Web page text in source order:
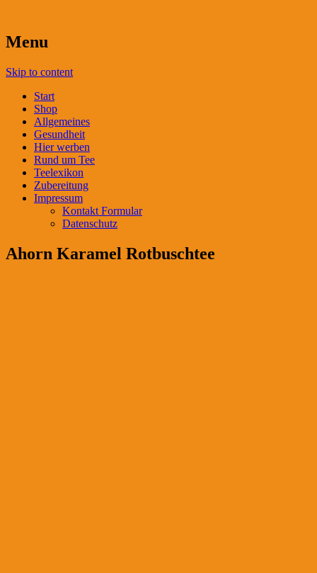
Menu
Skip to content
Start
Shop
Allgemeines
Gesundheit
Hier werben
Rund um Tee
Teelexikon
Zubereitung
Impressum
Kontakt Formular
Datenschutz
Ahorn Karamel Rotbuschtee